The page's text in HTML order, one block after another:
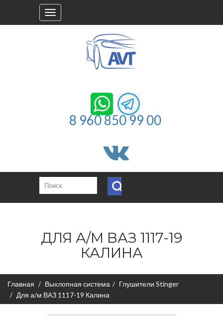
Toggle
navigation
8 960 850 99 00
ДЛЯ А/М ВАЗ 1117-19
КАЛИНА
Главная Выхлопная система
Глушители Stinger
Для а/м ВАЗ 1117-19 Калина